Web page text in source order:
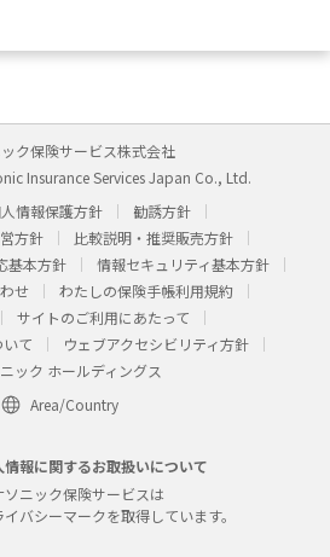
ク保険サービス株式会社
Insurance Services Japan Co., Ltd.
情報保護方針
勧誘方針
方針
比較説明・推奨販売方針
基本方針
情報セキュリティ基本方針
せ
わたしの保険手帳利用規約
サイトのご利用にあたって
て
ウェブアクセシビリティ方針
ック ホールディングス
Area/Country
情報に関するお取扱いについて
ソニック保険サービスは
イバシーマークを取得しています。